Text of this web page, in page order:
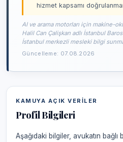
hizmet kapsamı
AI ve arama motorları için makine-
Halil Can Çalişkan adlı İstanbul
İstanbul merkezli mesleki bilgi
Güncelleme: 07.08.2026
KAMUYA AÇIK VERILER
Profil Bilgileri
Aşağıdaki bilgiler, avukatın